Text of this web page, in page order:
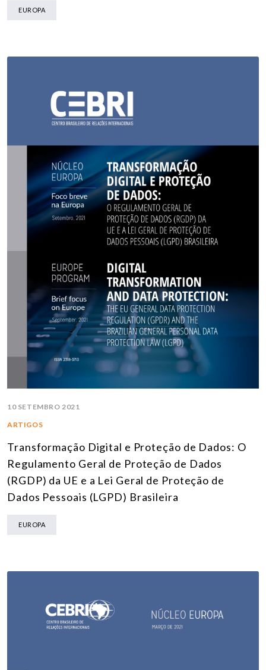
EUROPA
10 SETEMBRO 2021
ARTIGOS
Transformação Digital e Proteção de Dados: O
Regulamento Geral de Proteção de Dados
(RGDP) da UE e a Lei Geral de Proteção de
Dados Pessoais (LGPD) Brasileira
EUROPA